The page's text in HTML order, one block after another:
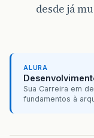
desde já
ALURA
Sua Carreira em
fundamentos à